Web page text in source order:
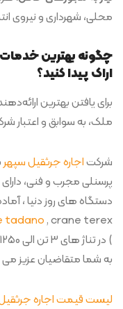
محلی، شهرداری و نیروی
چگونه بهترین خدمات
اراک پیدا کنید؟
برای یافتن بهترین
ملک، به سوابق و اعتبار
شرکتاجاره جرثقیل سپهر
پرسنلی مجرب و فنی،
دستگاه های روز دنیا ،
tadano, crane terex
به شما متقاضیان عزیز می
لیست قیمت اجاره